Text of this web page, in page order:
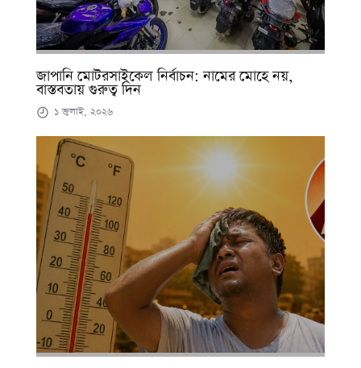
জাপানি মোটরসাইকেল নির্বাচন: নামের মোহে নয়,
বাস্তবতায় গুরুত্ব দিন
১ জুলাই, ২০২৬